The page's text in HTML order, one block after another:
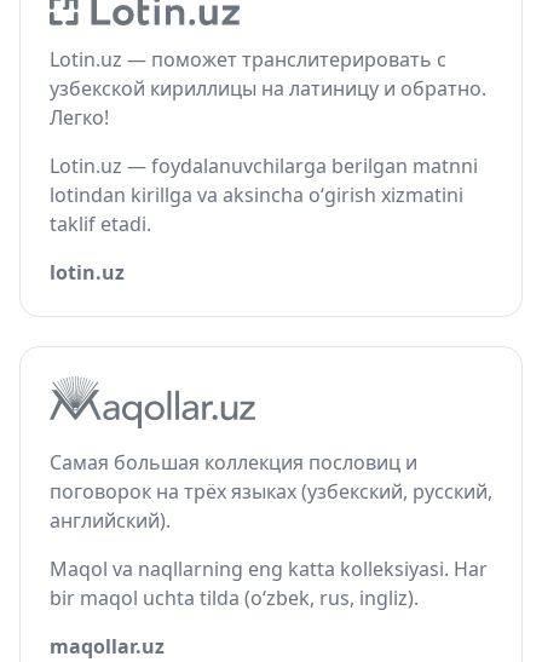
Lotin.uz — поможет транслитерировать с
узбекской кириллицы на латиницу и обратно.
Легко!
Lotin.uz — foydalanuvchilarga berilgan matnni
lotindan kirillga va aksincha o‘girish xizmatini
taklif etadi.
lotin.uz
Самая большая коллекция пословиц и
поговорок на трёх языках (узбекский, русский,
английский).
Maqol va naqllarning eng katta kolleksiyasi. Har
bir maqol uchta tilda (o‘zbek, rus, ingliz).
maqollar.uz